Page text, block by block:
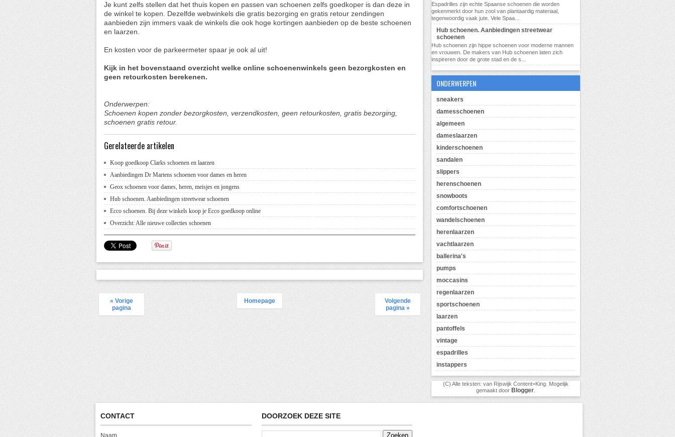
Je kunt zelfs stellen dat het thuis kopen en passen van schoenen zelfs goedkoper is dan deze in
de winkel te kopen. Dezelfde webwinkels die gratis bezorging en gratis retour zendingen
aanbieden zijn immers vaak de winkels die ook hoge kortingen aanbieden op de beste schoenen
en laarzen.
En kosten voor de parkeermeter spaar je ook al uit!
Kijk in het bovenstaand overzicht welke online schoenenwinkels geen bezorgkosten en
geen retourkosten berekenen.
Onderwerpen:
Schoenen kopen zonder bezorgkosten, verzendkosten, geen retourkosten, gratis bezorging,
schoenen gratis retour.
Gerelateerde artikelen
Koop goedkoop Clarks schoenen en laarzen
Aanbiedingen Dr Martens schoenen voor dames en heren
Geox schoenen voor dames, heren, meisjes en jongens
Hub schoenen. Aanbiedingen streetwear schoenen
Ecco schoenen. Bij deze winkels koop je Ecco goedkoop online
Overzicht: Alle nieuwe collecties schoenen
« Vorige
pagina
Volgende
pagina »
Homepage
Espadrilles zijn echte Spaanse schoenen die worden
gekenmerkt door hun zool van plantaardig materiaal,
tegenwoordig vaak jute. Vele Spaa...
Hub schoenen. Aanbiedingen streetwear
schoenen
Hub schoenen zijn hippe schoenen voor moderne mannen
en vrouwen. De makers van Hub schoenen laten zich
inspireren door de grote stad en de s...
ONDERWERPEN
sneakers
damesschoenen
algemeen
dameslaarzen
kinderschoenen
sandalen
slippers
herenschoenen
snowboots
comfortschoenen
wandelschoenen
herenlaarzen
vachtlaarzen
ballerina's
pumps
moccasins
regenlaarzen
sportschoenen
laarzen
pantoffels
vintage
espadrilles
instappers
(C) Alle teksten: van Rijswijk Content=King. Mogelijk
gemaakt door Blogger
CONTACT
Naam
DOORZOEK DEZE SITE